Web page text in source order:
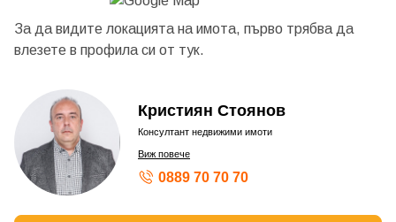
За да видите локацията на имота, първо трябва да
влезете в профила си от тук.
Кристиян Стоянов
Консултант недвижими имоти
Виж повече
0889 70 70 70